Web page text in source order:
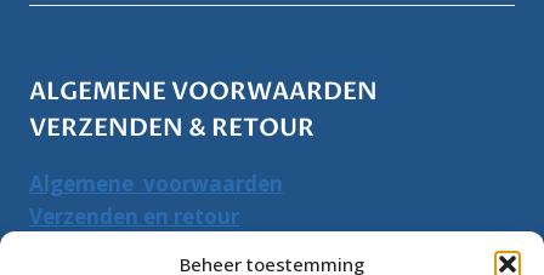
Beheer toestemming
ALGEMENE VOORWAARDEN
VERZENDEN & RETOUR
Algemene voorwaarden
Verzenden en retour